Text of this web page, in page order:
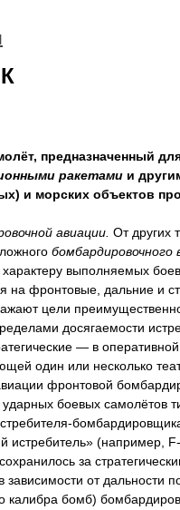
предназначенный
ракетами и
и морских объектов
авиации. От других
бомбардировочного
выполняемых
фронтовые, дальние и
цели
досягаемости
— в
один или несколько
фронтовой
боевых самолётов
истребитель» (например,
за
от дальности
калибра бомб)